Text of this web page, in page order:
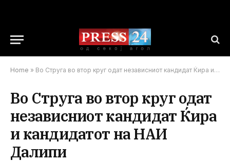
Home » Во Струга во втор круг одат независниот кандидат Ќира и кандидатот на НАИ Далипи
Во Струга во втор круг одат
независниот кандидат Ќира
и кандидатот на НАИ
Далипи